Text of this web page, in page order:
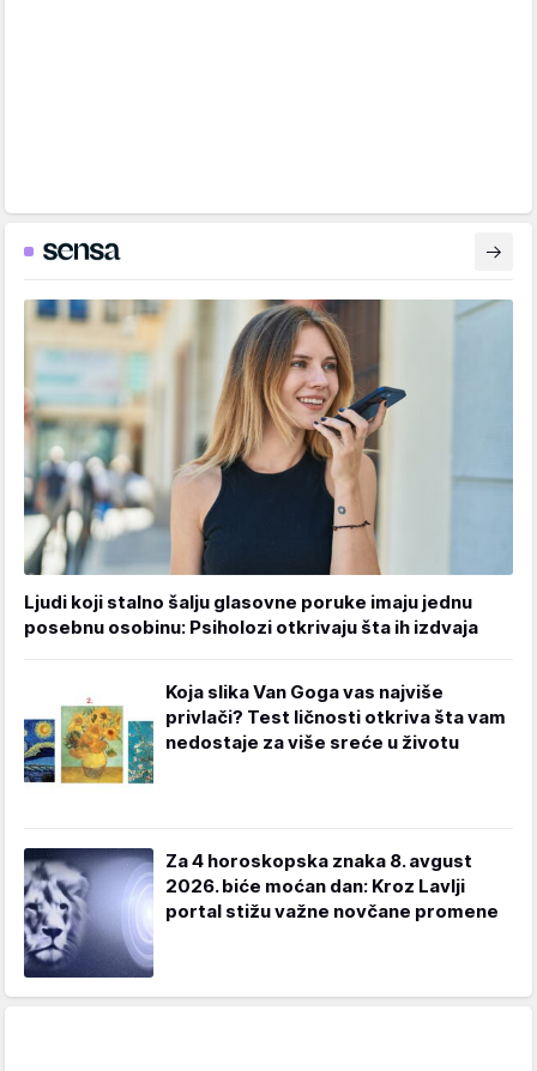
Ljudi koji stalno šalju glasovne poruke imaju jednu
posebnu osobinu: Psiholozi otkrivaju šta ih izdvaja
Koja slika Van Goga vas najviše
privlači? Test ličnosti otkriva šta vam
nedostaje za više sreće u životu
Za 4 horoskopska znaka 8. avgust
2026. biće moćan dan: Kroz Lavlji
portal stižu važne novčane promene